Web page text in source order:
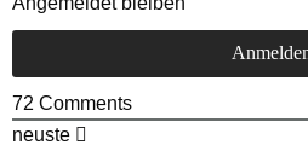
72 Comments
neuste